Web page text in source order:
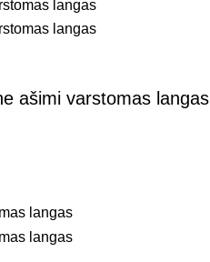
ašimi varstomas langas